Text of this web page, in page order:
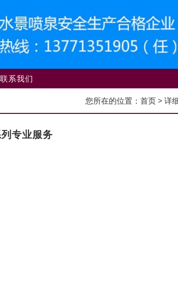
联系我们
您所在的位置： 首页> 详
专业服务